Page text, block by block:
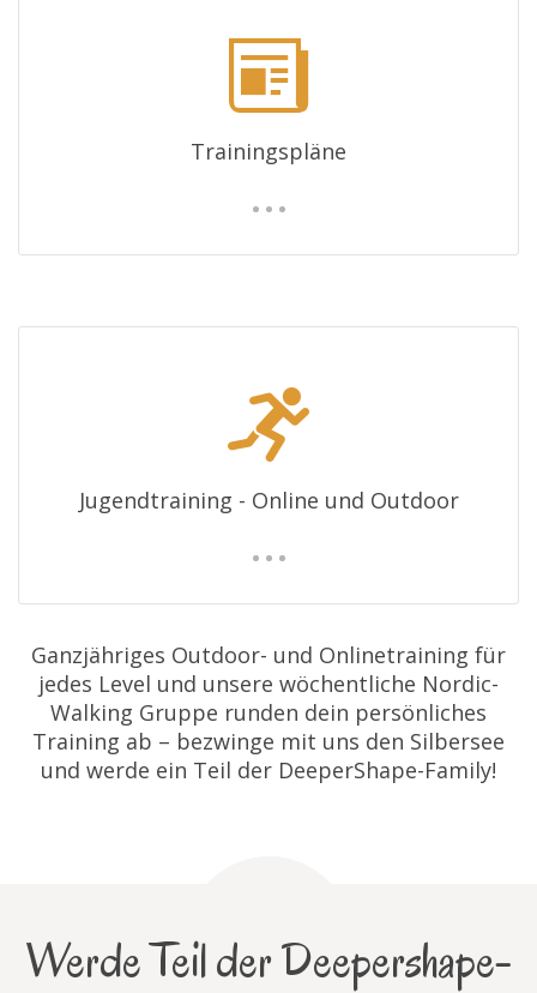
Trainingspläne
Jugendtraining - Online und Outdoor
Ganzjähriges Outdoor- und Onlinetraining für
jedes Level und unsere wöchentliche Nordic-
Walking Gruppe runden dein persönliches
Training ab – bezwinge mit uns den Silbersee
und werde ein Teil der DeeperShape-Family!
Werde Teil der Deepershape-